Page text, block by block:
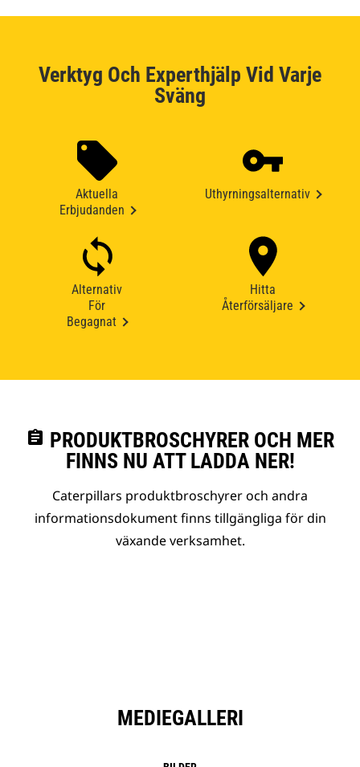
Verktyg Och Experthjälp Vid Varje
Sväng
Aktuella
Erbjudanden
Uthyrningsalternativ
Alternativ
För
Begagnat
Hitta
Återförsäljare
assignment PRODUKTBROSCHYRER OCH MER
FINNS NU ATT LADDA NER!
Caterpillars produktbroschyrer och andra
informationsdokument finns tillgängliga för din
växande verksamhet.
MEDIEGALLERI